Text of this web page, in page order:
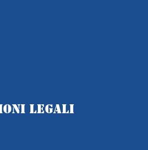
LEGALI